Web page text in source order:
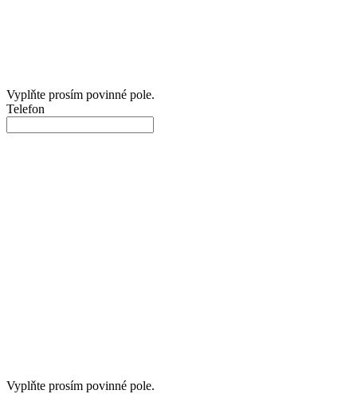
Vyplňte prosím povinné pole.
Telefon
Vyplňte prosím povinné pole.